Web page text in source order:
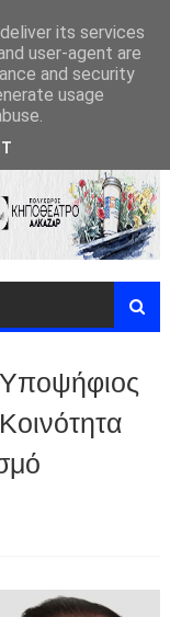
its services
user-agent are
and security
usage